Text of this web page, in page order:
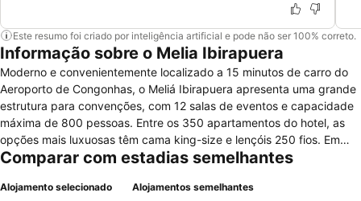
Este resumo foi criado por inteligência artificial e pode não ser 100% correto.
Informação sobre o Melia Ibirapuera
Moderno e convenientemente localizado a 15 minutos de carro do
Aeroporto de Congonhas, o Meliá Ibirapuera apresenta uma grande
estrutura para convenções, com 12 salas de eventos e capacidade
máxima de 800 pessoas. Entre os 350 apartamentos do hotel, as
opções mais luxuosas têm cama king-size e lençóis 250 fios. Em
comum, todas as unidades dispõem de TV LCD com canais a cabo,
hóspede conta com recepção 24 horas, piscina coberta e
Comparar com estadias semelhantes
Alojamento selecionado Alojamentos semelhantes